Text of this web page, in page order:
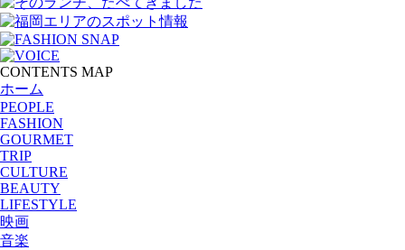
CONTENTS MAP
ホーム
PEOPLE
FASHION
GOURMET
TRIP
CULTURE
BEAUTY
LIFESTYLE
映画
音楽